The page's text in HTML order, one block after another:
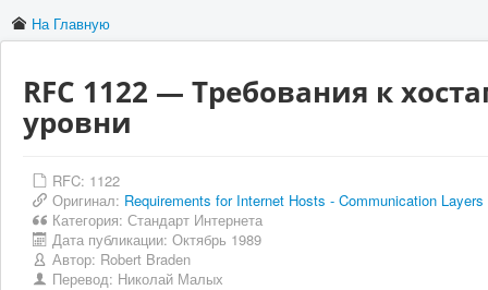
На Главную
RFC 1122 — Требования к
уровни
RFC: 1122
Оригинал: Requirements for Internet Hosts - Communication Layers
Категория: Стандарт Интернета
Дата публикации: Октябрь 1989
Автор: Robert Braden
Перевод: Николай Малых